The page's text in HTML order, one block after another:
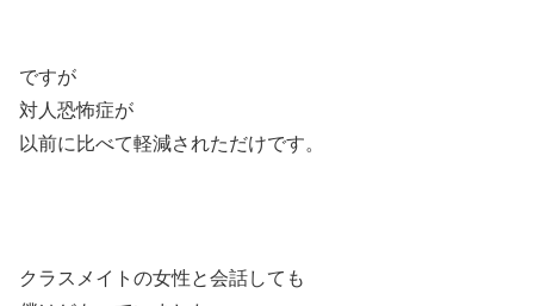
ですが
対人恐怖症が
以前に比べて軽減されただけです。
クラスメイトの女性と会話しても